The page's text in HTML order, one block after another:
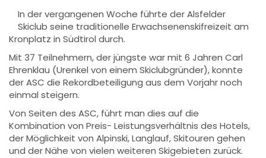
In der vergangenen Woche führte der Alsfelder
Skiclub seine traditionelle Erwachsenenskifreizeit am
Kronplatz in Südtirol durch.
Mit 37 Teilnehmern, der jüngste war mit 6 Jahren Carl
Ehrenklau (Urenkel von einem Skiclubgründer), konnte
der ASC die Rekordbeteiligung aus dem Vorjahr noch
einmal steigern.
Von Seiten des ASC, führt man dies auf die
Kombination von Preis- Leistungsverhältnis des Hotels,
der Möglichkeit von Alpinski, Langlauf, Skitouren gehen
und der Nähe von vielen weiteren Skigebieten zurück.